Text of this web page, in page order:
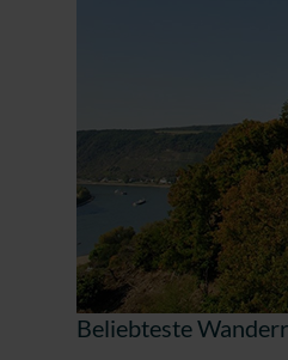
Beliebteste